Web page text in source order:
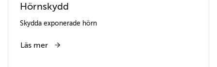
Hörnskydd
Skydda exponerade hörn
Läs mer